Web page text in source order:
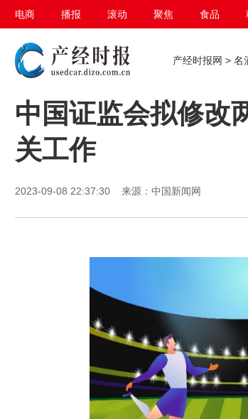
电商 播报 滚动 聚焦 食品
观察
产经时报网 > 名
中国证监会拟修改
关工作
2023-09-08 22:37:30 来源：中国新闻网